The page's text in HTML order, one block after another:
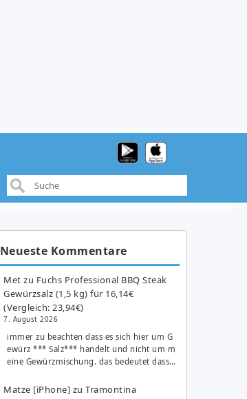
Neueste Kommentare
Met zu Fuchs Professional BBQ Steak
Gewürzsalz (1,5 kg) für 16,14€
(Vergleich: 23,94€)
7. August 2026
immer zu beachten dass es sich hier um G
ewürz *** Salz*** handelt und nicht um m
eine Gewürzmischung. das bedeutet dass…
Matze [iPhone] zuTramontina